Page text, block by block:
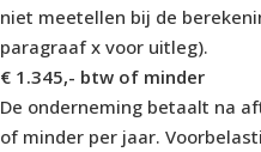
niet meetellen bij de
paragraaf x voor uitleg).
€ 1.345,- btw of minder
De onderneming betaalt na
of minder per jaar.